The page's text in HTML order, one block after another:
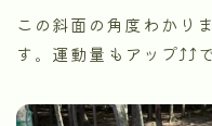
この斜面の角度わかり
す。運動量もアップ⤴︎⤴︎